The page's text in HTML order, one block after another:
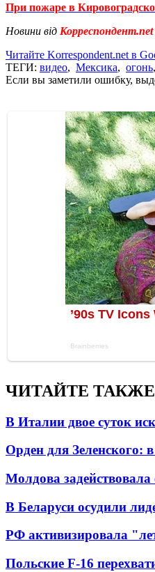
При пожаре в
Новини від Корреспондент.net
Читайте Korrespondent.net в
ТЕГИ: видео, Мексика, огонь,
Если вы заметили ошибку,
ЧИТАЙТЕ ТАКЖЕ
В Италии двое суток
Орден для Зеленского:
Молдова задействовала
В Беларуси осудили
РФ активизировала
Польские F-16